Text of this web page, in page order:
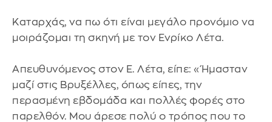
Καταρχάς, να πω ότι είναι μεγάλο προνόμιο να
μοιράζομαι τη σκηνή με τον Ενρίκο Λέτα.
Απευθυνόμενος στον Ε. Λέτα, είπε: «Ήμασταν
μαζί στις Βρυξέλλες, όπως είπες, την
περασμένη εβδομάδα και πολλές φορές στο
παρελθόν. Μου άρεσε πολύ ο τρόπος που το